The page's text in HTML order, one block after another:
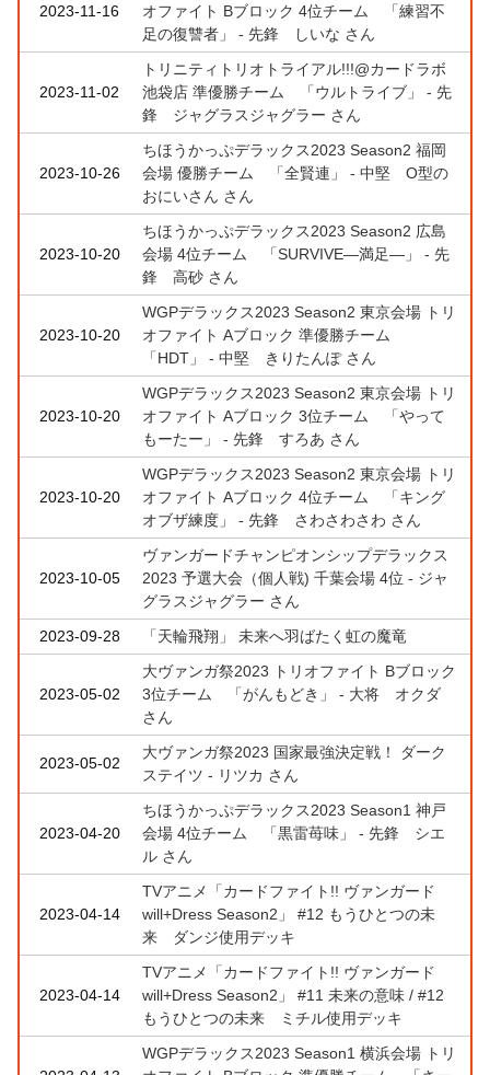
2023-11-16
オファイト Bブロック 4位チーム 「練習不
足の復讐者」 - 先鋒 しいな さん
2023-11-02
トリニティトリオトライアル!!!@カードラボ
池袋店 準優勝チーム 「ウルトライブ」 - 先
鋒 ジャグラスジャグラー さん
2023-10-26
ちほうかっぷデラックス2023 Season2 福岡
会場 優勝チーム 「全賢連」 - 中堅 O型の
おにいさん さん
2023-10-20
ちほうかっぷデラックス2023 Season2 広島
会場 4位チーム 「SURVIVE―満足―」 - 先
鋒 高砂 さん
2023-10-20
WGPデラックス2023 Season2 東京会場 トリ
オファイト Aブロック 準優勝チーム
「HDT」 - 中堅 きりたんぽ さん
2023-10-20
WGPデラックス2023 Season2 東京会場 トリ
オファイト Aブロック 3位チーム 「やって
もーたー」 - 先鋒 すろあ さん
2023-10-20
WGPデラックス2023 Season2 東京会場 トリ
オファイト Aブロック 4位チーム 「キング
オブザ練度」 - 先鋒 さわさわさわ さん
2023-10-05
ヴァンガードチャンピオンシップデラックス
2023 予選大会（個人戦) 千葉会場 4位 - ジャ
グラスジャグラー さん
2023-09-28
「天輪飛翔」 未来へ羽ばたく虹の魔竜
2023-05-02
大ヴァンガ祭2023 トリオファイト Bブロック
3位チーム 「がんもどき」 - 大将 オクダ
さん
2023-05-02
大ヴァンガ祭2023 国家最強決定戦！ ダーク
ステイツ - リツカ さん
2023-04-20
ちほうかっぷデラックス2023 Season1 神戸
会場 4位チーム 「黒雷苺味」 - 先鋒 シエ
ル さん
2023-04-14
TVアニメ「カードファイト!! ヴァンガード
will+Dress Season2」 #12 もうひとつの未
来 ダンジ使用デッキ
2023-04-14
TVアニメ「カードファイト!! ヴァンガード
will+Dress Season2」 #11 未来の意味 / #12
もうひとつの未来 ミチル使用デッキ
WGPデラックス2023 Season1 横浜会場 トリ